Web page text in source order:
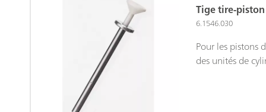
Tige tire-piston
6.1546.030
Pour les pistons
des unités de